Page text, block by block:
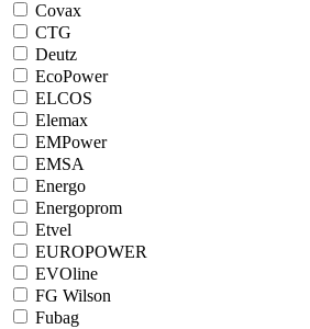
Covax
CTG
Deutz
EcoPower
ELCOS
Elemax
EMPower
EMSA
Energo
Energoprom
Etvel
EUROPOWER
EVOline
FG Wilson
Fubag